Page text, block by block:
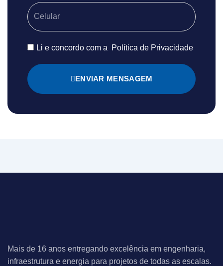
Li e concordo com a Política de Privacidade
ENVIAR MENSAGEM
Mais de 16 anos entregando excelência em engenharia,
infraestrutura e energia para projetos de todas as escalas.